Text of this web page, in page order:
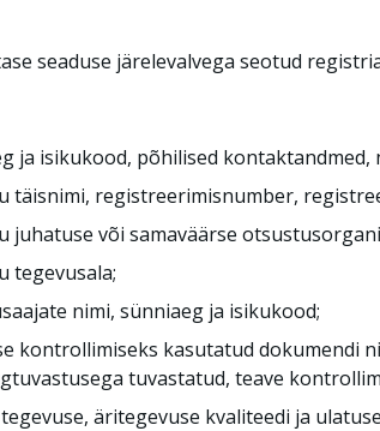
seaduse järelevalvega seotud
ja isikukood, põhilised
täisnimi, registreerimisnumber,
juhatuse või samaväärse
tegevusala;
nimi, sünniaeg ja isikukood;
kontrollimiseks kasutatud dokumendi
tuvastatud, teave
äritegevuse kvaliteedi ja